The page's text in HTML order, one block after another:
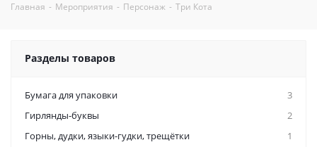
Главная - Мероприятия - Персонаж - Три Кота
Разделы товаров
Бумага для упаковки
3
Гирлянды-буквы
2
Горны, дудки, языки-гудки, трещётки
1